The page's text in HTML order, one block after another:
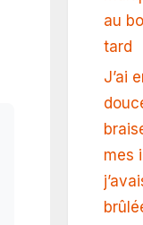
au
tard
J’ai
mes